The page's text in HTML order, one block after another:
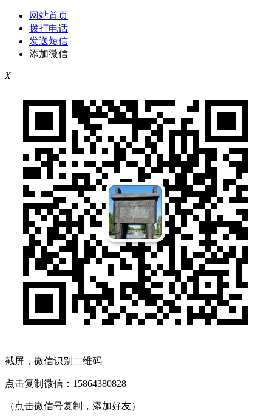
网站首页
拨打电话
发送短信
添加微信
X
截屏，微信识别二维码
点击复制微信：15864380828
（点击微信号复制，添加好友）